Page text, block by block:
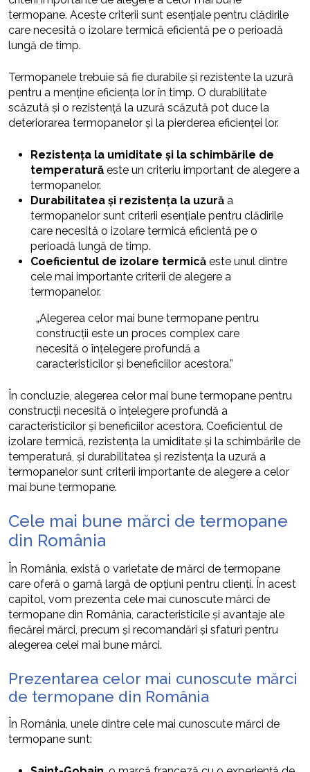
termopane. Aceste criterii sunt esențiale pentru clădirile
care necesită o izolare termică eficientă pe o perioadă
lungă de timp.
Termopanele trebuie să fie durabile și rezistente la uzură
pentru a menține eficiența lor în timp. O durabilitate
scăzută și o rezistență la uzură scăzută pot duce la
deteriorarea termopanelor și la pierderea eficienței lor.
Rezistența la umiditate și la schimbările de
temperatură este un criteriu important de alegere a
termopanelor.
Durabilitatea și rezistența la uzură a
termopanelor sunt criterii esențiale pentru clădirile
care necesită o izolare termică eficientă pe o
perioadă lungă de timp.
Coeficientul de izolare termică este unul dintre
cele mai importante criterii de alegere a
termopanelor.
„Alegerea celor mai bune termopane pentru
construcții este un proces complex care
necesită o înțelegere profundă a
caracteristicilor și beneficiilor acestora.”
În concluzie, alegerea celor mai bune termopane pentru
construcții necesită o înțelegere profundă a
caracteristicilor și beneficiilor acestora. Coeficientul de
izolare termică, rezistența la umiditate și la schimbările de
temperatură, și durabilitatea și rezistența la uzură a
termopanelor sunt criterii importante de alegere a celor
mai bune termopane.
Cele mai bune mărci de termopane
din România
În România, există o varietate de mărci de termopane
care oferă o gamă largă de opțiuni pentru clienți. În acest
capitol, vom prezenta cele mai cunoscute mărci de
termopane din România, caracteristicile și avantaje ale
fiecărei mărci, precum și recomandări și sfaturi pentru
alegerea celei mai bune mărci.
Prezentarea celor mai cunoscute mărci
de termopane din România
În România, unele dintre cele mai cunoscute mărci de
termopane sunt: